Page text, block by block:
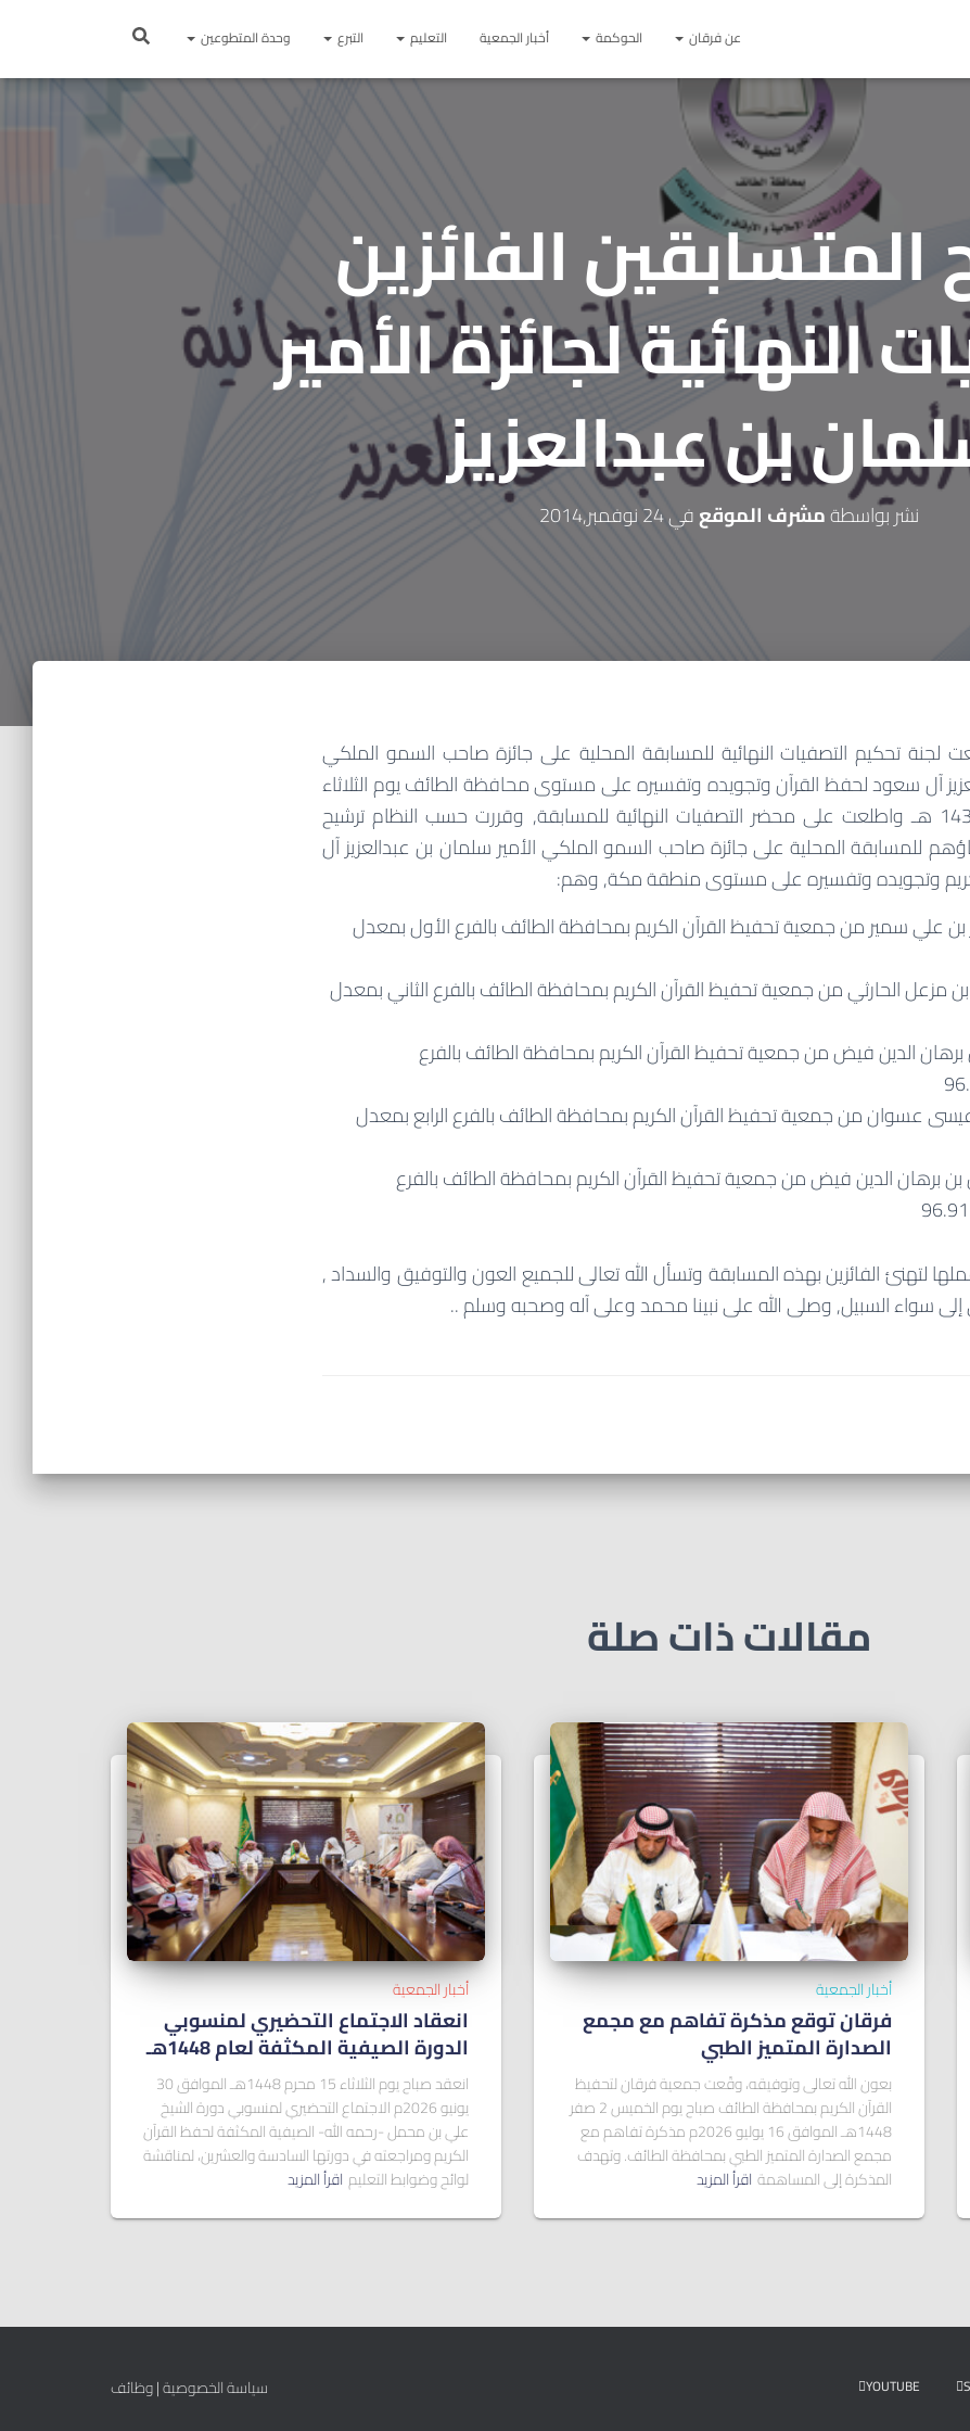
عن فرقان الحوكمة أخبار الجمعية التعليم التبرع وحدة المتطوعين
الفائزين
النهائية لجائزة الأمير
بن عبدالعزيز
نشر بواسطةمشرف الموقعفي24 نوفمبر,2014
لجنة تحكيم التصفيات النهائية للمسابقة المحلية على جائزة صاحب السمو الملكي
آل سعود لحفظ القرآن وتجويده وتفسيره على مستوى محافظة الطائف يوم الثلاثاء
الموافق 18 / 1 / 1436 هـ واطلعت على محضر التصفيات النهائية للمسابقة, وقررت حسب النظام ترشيح
للمسابقة المحلية على جائزة صاحب السمو الملكي الأمير سلمان بن عبدالعزيز آل
وتجويده وتفسيره على مستوى منطقة مكة, وهم:
علي سمير من جمعية تحفيظ القرآن الكريم بمحافظة الطائف بالفرع الأول بمعدل
الحارثي من جمعية تحفيظ القرآن الكريم بمحافظة الطائف بالفرع الثاني بمعدل
الدين فيض من جمعية تحفيظ القرآن الكريم بمحافظة الطائف بالفرع
عسوان من جمعية تحفيظ القرآن الكريم بمحافظة الطائف بالفرع الرابع بمعدل
بن برهان الدين فيض من جمعية تحفيظ القرآن الكريم بمحافظة الطائف بالفرع
لتهنئ الفائزين بهذه المسابقة وتسأل الله تعالى للجميع العون والتوفيق والسداد ,
إلى سواء السبيل, وصلى الله على نبينا محمد وعلى آله وصحبه وسلم ..
مقالات ذات صلة
أخبار الجمعية
فرقان توقع مذكرة تفاهم مع مجمع
الصدارة المتميز الطبي
بعون الله تعالى وتوفيقه، وقّعت جمعية فرقان لتحفيظ
القرآن الكريم بمحافظة الطائف صباح يوم الخميس 2 صفر
1448هـ الموافق 16 يوليو 2026م مذكرة تفاهم مع
مجمع الصدارة المتميز الطبي بمحافظة الطائف. وتهدف
المذكرة إلى المساهمة اقرأ المزيد
أخبار الجمعية
انعقاد الاجتماع التحضيري لمنسوبي
الدورة الصيفية المكثفة لعام 1448هـ
انعقد صباح يوم الثلاثاء 15 محرم 1448هـ الموافق 30
يونيو 2026م الاجتماع التحضيري لمنسوبي دورة الشيخ
علي بن محمل -رحمه الله- الصيفية المكثفة لحفظ القرآن
الكريم ومراجعته في دورتها السادسة والعشرين، لمناقشة
لوائح وضوابط التعليم اقرأ المزيد
YOUTUBE سياسة الخصوصية|وظائف